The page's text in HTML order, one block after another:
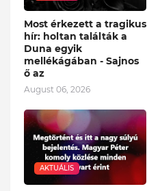
Most érkezett a tragikus
hír: holtan találták a
Duna egyik
mellékágában - Sajnos
ő az
August 06, 2026
AKTUÁLIS